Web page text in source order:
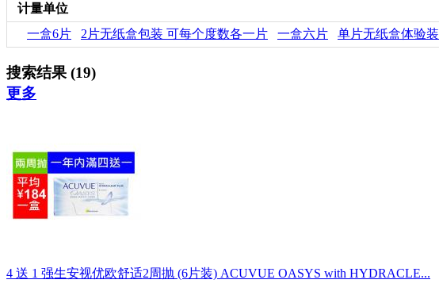
计量单位
一盒6片
2片无纸盒包装 可每个度数各一片 一盒六片 单片无纸盒体验装
搜索结果 (19)
更多
4 送 1 强生安视优欧舒适2周抛 (6片装) ACUVUE OASYS with HYDRACLE...